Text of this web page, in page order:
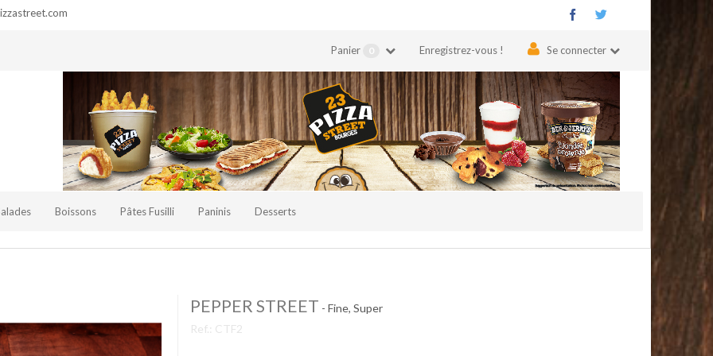
Enregistrez-vous ! Se connecter
Panier 0
Boissons Pâtes Fusilli Paninis Desserts
PEPPER STREET - Fine, Super
Ref.: CTF2